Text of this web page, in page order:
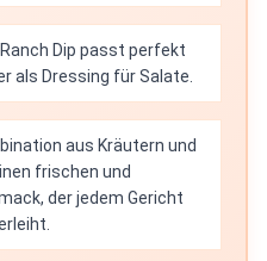
Dip passt perfekt
als Dressing für Salate.
aus Kräutern und
frischen und
der jedem Gericht